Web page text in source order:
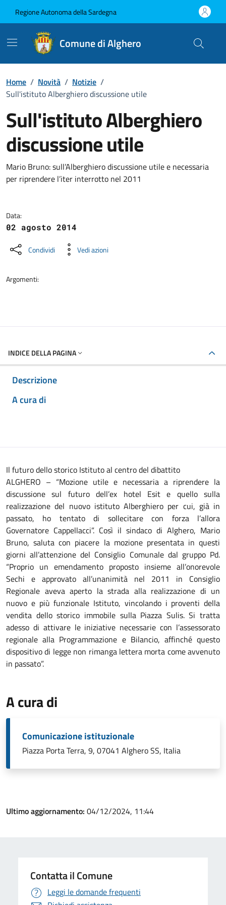
Regione Autonoma della Sardegna
Comune di Alghero
Home / Novità / Notizie /
Sull'istituto Alberghiero discussione utile
Sull'istituto Alberghiero
discussione utile
Dettagli della notizia
Mario Bruno: sull’Alberghiero discussione utile e necessaria
per riprendere l’iter interrotto nel 2011
Data:
02 agosto 2014
Condividi Vedi azioni
Argomenti:
INDICE DELLA PAGINA
Descrizione
A cura di
Il futuro dello storico Istituto al centro del dibattito
ALGHERO – “Mozione utile e necessaria a riprendere la
discussione sul futuro dell’ex hotel Esit e quello sulla
realizzazione del nuovo istituto Alberghiero per cui, già in
passato, ho tentato di sollecitare con forza l’allora
Governatore Cappellacci”. Così il sindaco di Alghero, Mario
Bruno, saluta con piacere la mozione presentata in questi
giorni all’attenzione del Consiglio Comunale dal gruppo Pd.
“Proprio un emendamento proposto insieme all’onorevole
Sechi e approvato all’unanimità nel 2011 in Consiglio
Regionale aveva aperto la strada alla realizzazione di un
nuovo e più funzionale Istituto, vincolando i proventi della
vendita dello storico immobile sulla Piazza Sulis. Si tratta
adesso di attivare le iniziative necessarie con l’assessorato
regionale alla Programmazione e Bilancio, affinché questo
dispositivo di legge non rimanga lettera morta come avvenuto
in passato”.
A cura di
Comunicazione istituzionale
Piazza Porta Terra, 9, 07041 Alghero SS, Italia
Ultimo aggiornamento: 04/12/2024, 11:44
Contatta il Comune
Leggi le domande frequenti